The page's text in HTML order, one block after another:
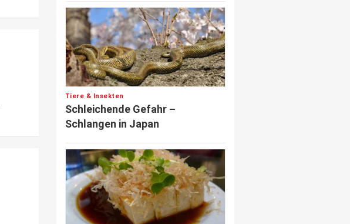
Tiere & Insekten
Schleichende Gefahr –
Schlangen in Japan